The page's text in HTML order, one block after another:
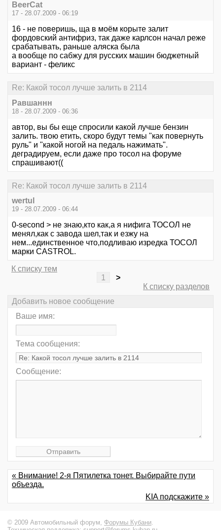
BeerCat
17 - 28.07.2009 - 06:19
16 - не поверишь, ща в моём корыте залит
фордовский антифриз, так даже карлсон начал реже
срабатывать, раньше аляска была
а вообще по сабжу для русских машин бюджетный
вариант - феликс
Re: Какой тосол лучше залить в 2114
Равшаннн
18 - 28.07.2009 - 06:36
автор, вы бы еще спросили какой лучше бензин
залить. твою етить, скоро будут темы "как повернуть
руль" и "какой ногой на педаль нажимать".
деградируем, если даже про тосол на форуме
спрашивают((
Re: Какой тосол лучше залить в 2114
wertul
19 - 28.07.2009 - 06:44
0-second > не знаю,кто как,а я нифига ТОСОЛ не
менял,как с завода шел,так и езжу на
нем...единственное что,подливаю изредка ТОСОЛ
марки CASTROL.
К списку тем
1
>
К списку разделов
Добавить новое сообщение
Ваше имя:
Тема сообщения:
Сообщение:
« Внимание! 2-я Пятилетка тонет. Выбирайте пути
объезда.
KIA подскажите »
© 2009 Автомобильный форум, Форумы Кубани.